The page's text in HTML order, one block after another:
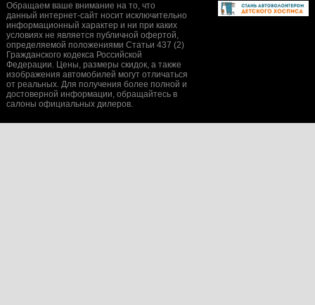
Обращаем ваше внимание на то, что
данный интернет-сайт носит исключительно
информационный характер и ни при каких
условиях не является публичной офертой,
определяемой положениями Статьи 437 (2)
Гражданского кодекса Российской
Федерации. Цены, размеры скидок, а также
изображения автомобилей могут отличаться
от реальных. Для получения более полной и
достоверной информации, обращайтесь в
салоны официальных дилеров.